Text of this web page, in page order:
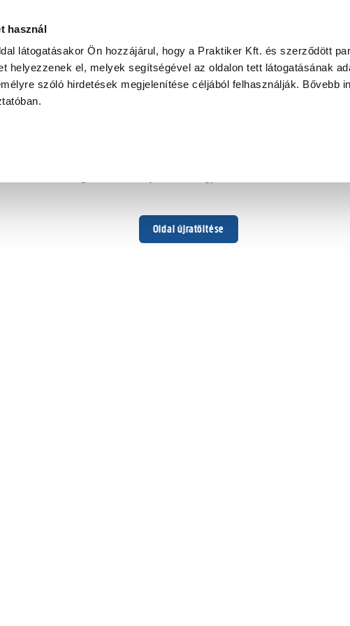
használ
látogatásakor Ön hozzájárul, hogy a Praktiker Kft. és szerződött
helyezzenek el, melyek segítségével az oldalon tett látogatásának
szóló hirdetések megjelenítése céljából felhasználják. Bővebb
Oldal újratöltése